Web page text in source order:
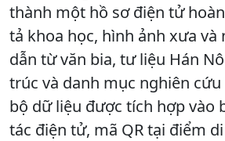
thành một hồ sơ điện tử
tả khoa học, hình ảnh xưa và
dẫn từ văn bia, tư liệu Hán
trúc và danh mục nghiên cứu
bộ dữ liệu được tích hợp vào
tác điện tử, mã QR tại điểm